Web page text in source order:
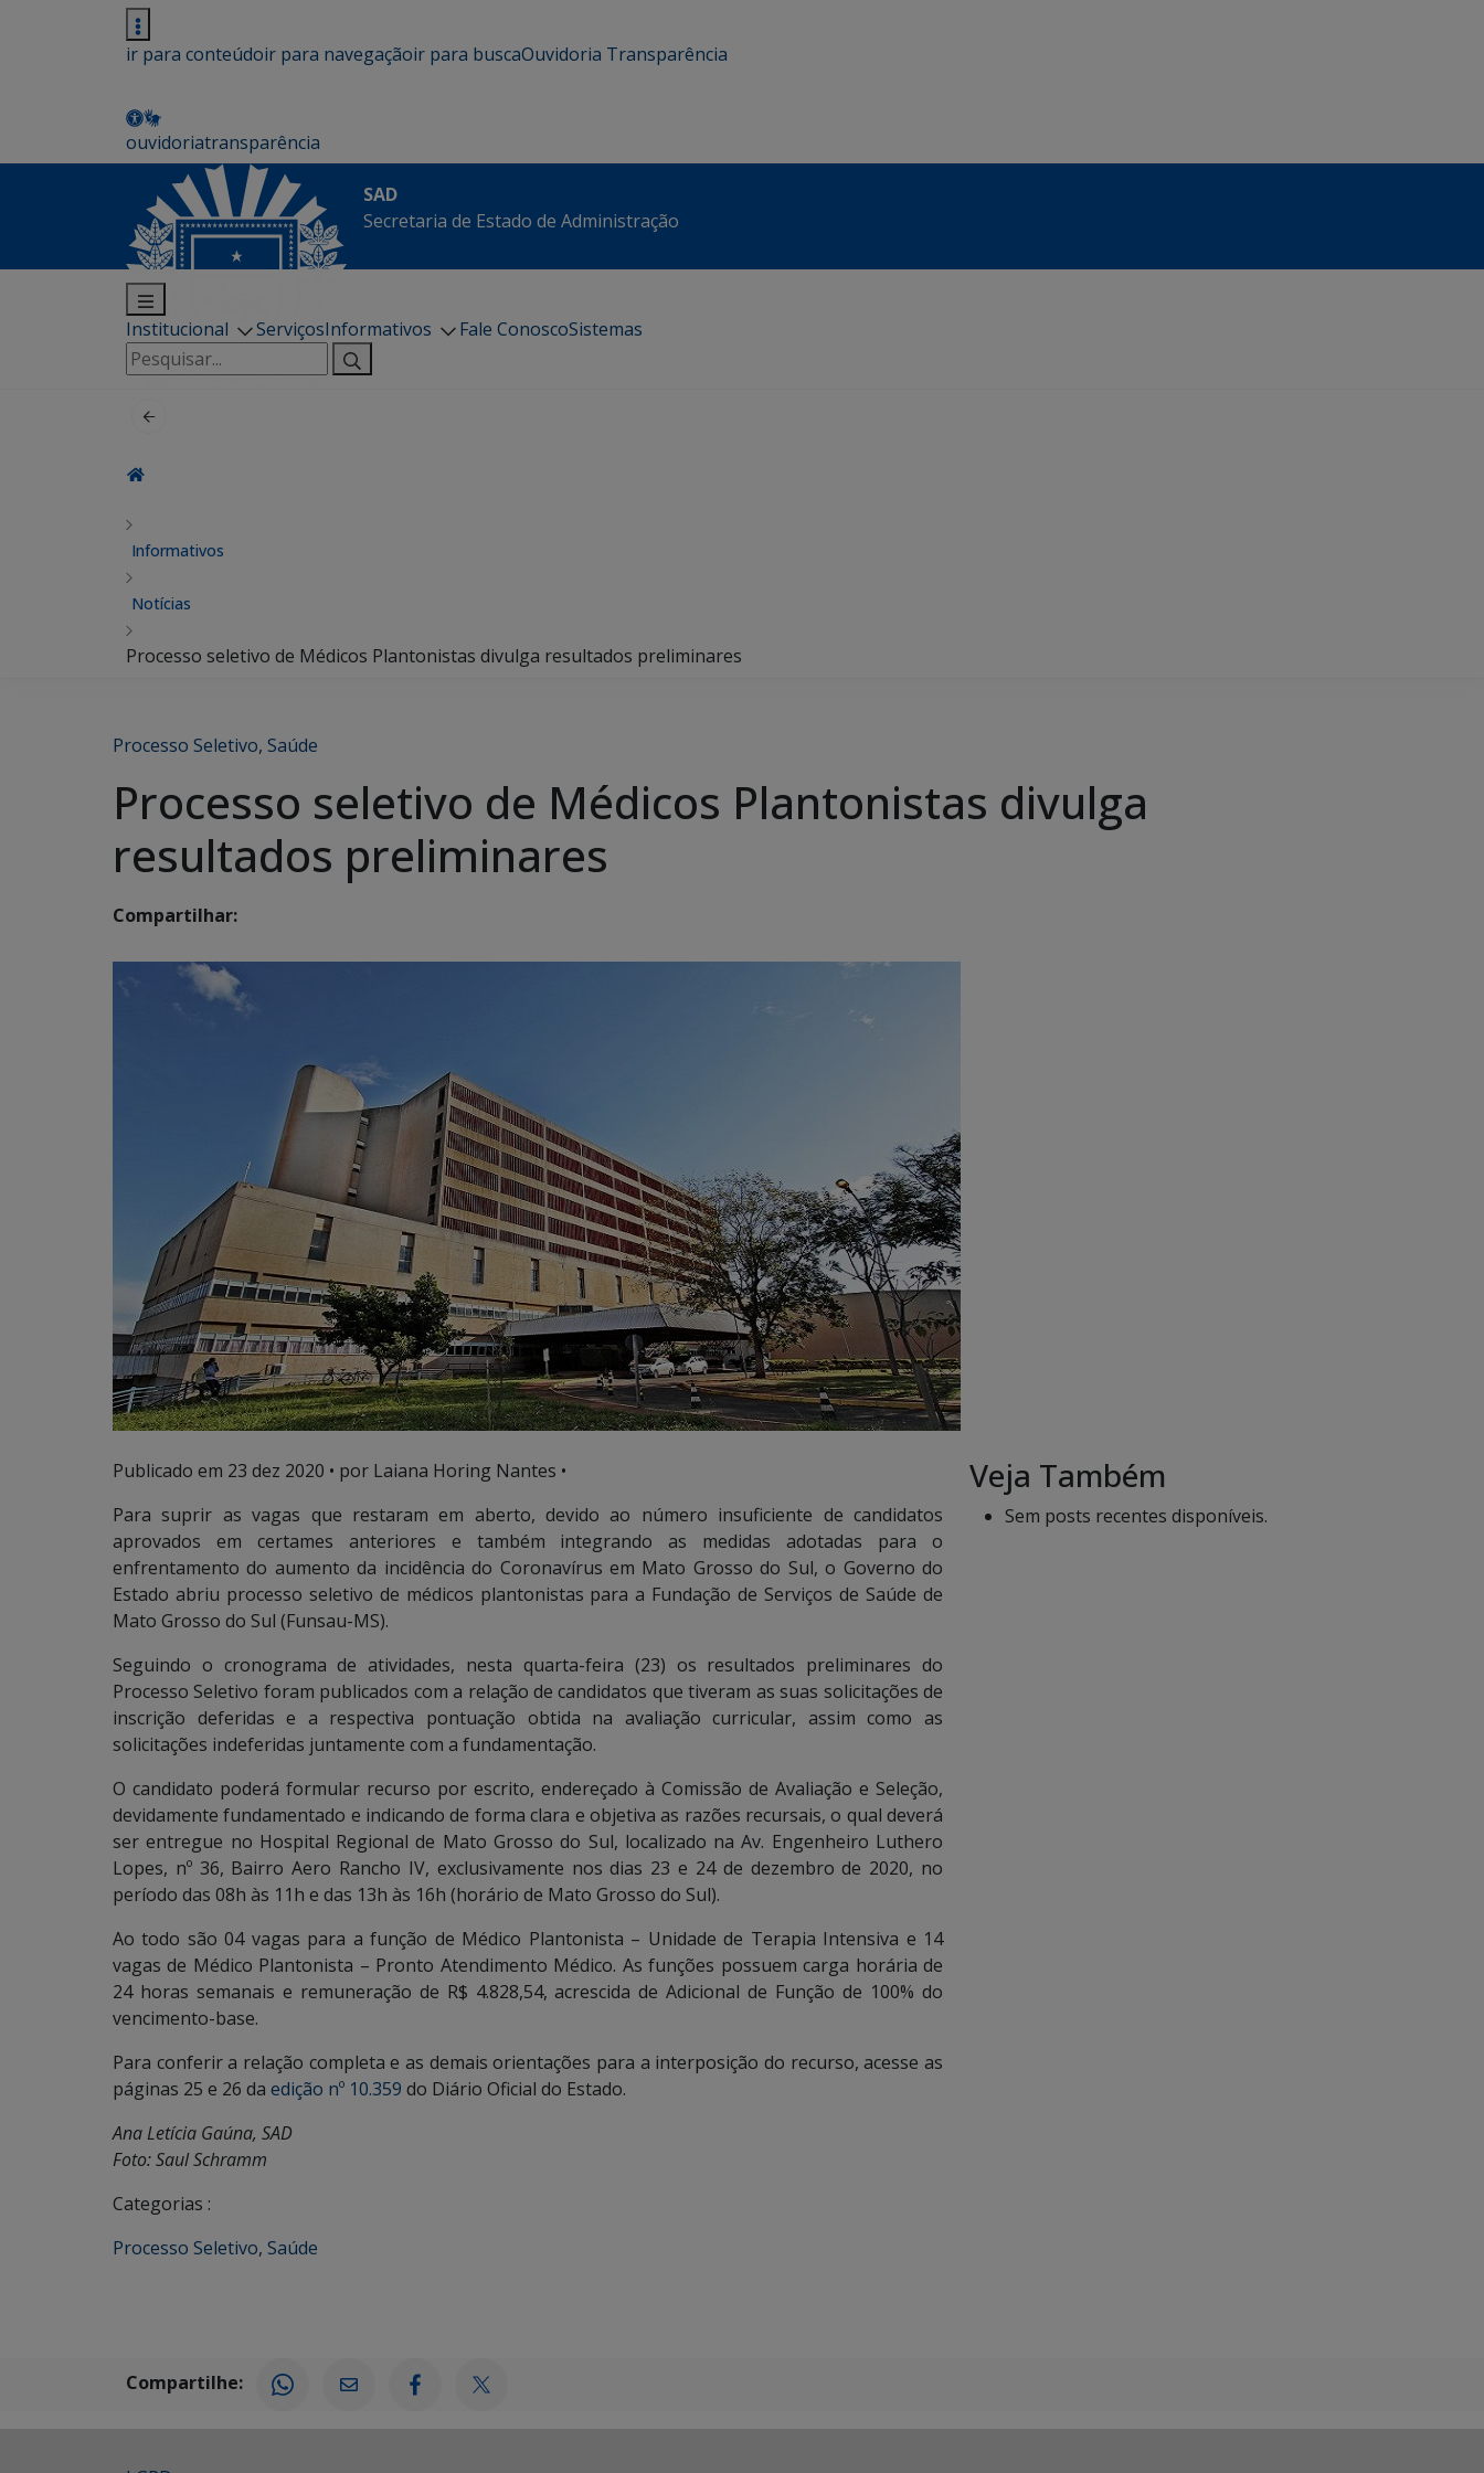
ir para conteúdoir para navegaçãoir para buscaOuvidoria Transparência
ouvidoriatransparência
SAD
Secretaria de Estado de Administração
Institucional ServiçosInformativos Fale ConoscoSistemas
Pesquisar
por:
Informativos
Notícias
Processo seletivo de Médicos Plantonistas divulga resultados preliminares
Processo Seletivo, Saúde
Processo seletivo de Médicos Plantonistas divulga
resultados preliminares
Compartilhar:
Publicado em 23 dez 2020 • por Laiana Horing Nantes •
Para suprir as vagas que restaram em aberto, devido ao número insuficiente de candidatos
aprovados em certames anteriores e também integrando as medidas adotadas para o
enfrentamento do aumento da incidência do Coronavírus em Mato Grosso do Sul, o Governo do
Estado abriu processo seletivo de médicos plantonistas para a Fundação de Serviços de Saúde de
Mato Grosso do Sul (Funsau-MS).
Seguindo o cronograma de atividades, nesta quarta-feira (23) os resultados preliminares do
Processo Seletivo foram publicados com a relação de candidatos que tiveram as suas solicitações de
inscrição deferidas e a respectiva pontuação obtida na avaliação curricular, assim como as
solicitações indeferidas juntamente com a fundamentação.
O candidato poderá formular recurso por escrito, endereçado à Comissão de Avaliação e Seleção,
devidamente fundamentado e indicando de forma clara e objetiva as razões recursais, o qual deverá
ser entregue no Hospital Regional de Mato Grosso do Sul, localizado na Av. Engenheiro Luthero
Lopes, nº 36, Bairro Aero Rancho IV, exclusivamente nos dias 23 e 24 de dezembro de 2020, no
período das 08h às 11h e das 13h às 16h (horário de Mato Grosso do Sul).
Ao todo são 04 vagas para a função de Médico Plantonista – Unidade de Terapia Intensiva e 14
vagas de Médico Plantonista – Pronto Atendimento Médico. As funções possuem carga horária de
24 horas semanais e remuneração de R$ 4.828,54, acrescida de Adicional de Função de 100% do
vencimento-base.
Para conferir a relação completa e as demais orientações para a interposição do recurso, acesse as
páginas 25 e 26 da edição nº 10.359 do Diário Oficial do Estado.
Ana Letícia Gaúna, SAD
Foto: Saul Schramm
Categorias :
Processo Seletivo, Saúde
Veja Também
Sem posts recentes disponíveis.
Compartilhe: